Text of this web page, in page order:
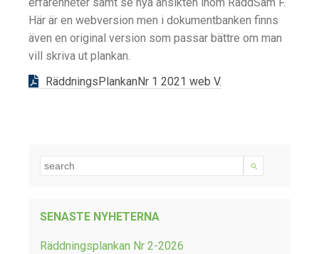
Här är en webversion men i dokumentbanken finns
även en original version som passar bättre om man
vill skriva ut plankan.
RäddningsPlankanNr 1 2021 web V.
SENASTE NYHETERNA
Räddningsplankan Nr 2-2026